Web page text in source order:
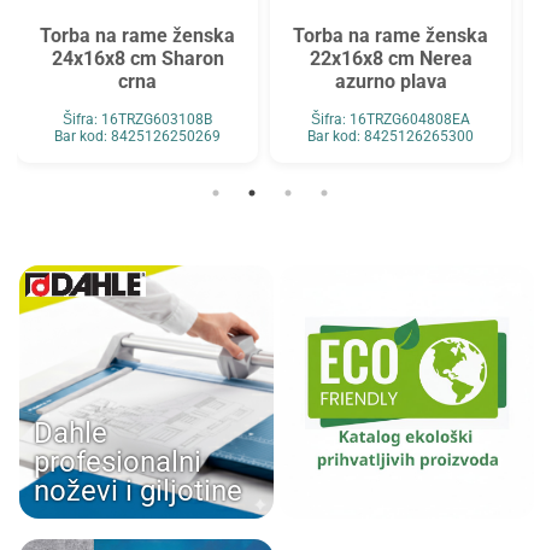
Torba na rame ženska
24x16x8 cm Sharon
crna
Šifra: 16TRZG603108B
Bar kod: 8425126250269
Torba na rame ženska
22x16x8 cm Nerea
azurno plava
Šifra: 16TRZG604808EA
Bar kod: 8425126265300
Dahle
profesionalni
noževi i giljotine